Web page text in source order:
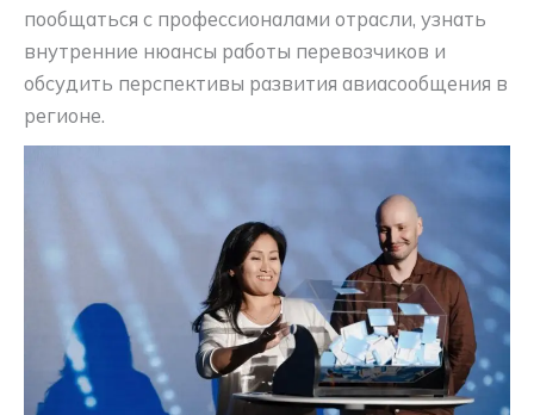
пообщаться с профессионалами отрасли, узнать
внутренние нюансы работы перевозчиков и
обсудить перспективы развития авиасообщения в
регионе.